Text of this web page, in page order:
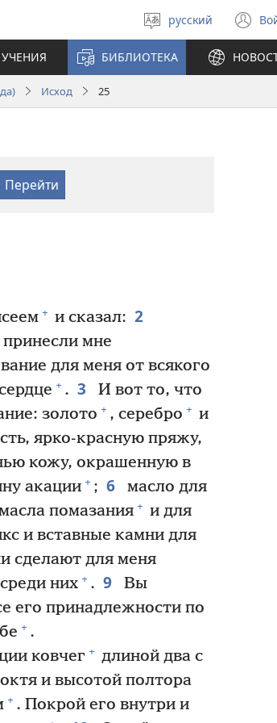
Выберите
язык
русский
в
БИБЛИОТЕКА
Исход 25
+ и сказал: 2
мне
для меня от всякого
+ . 3
И вот то, что
золото + , серебро + и
ярко-красную пряжу,
кожу, окрашенную в
акации + ; 6
масло для
помазания + и для
и вставные камни для
сделают для меня
них + . 9
Вы
его принадлежности по
+ .
ковчег + длиной два с
и высотой полтора
+ . Покрой его внутри и